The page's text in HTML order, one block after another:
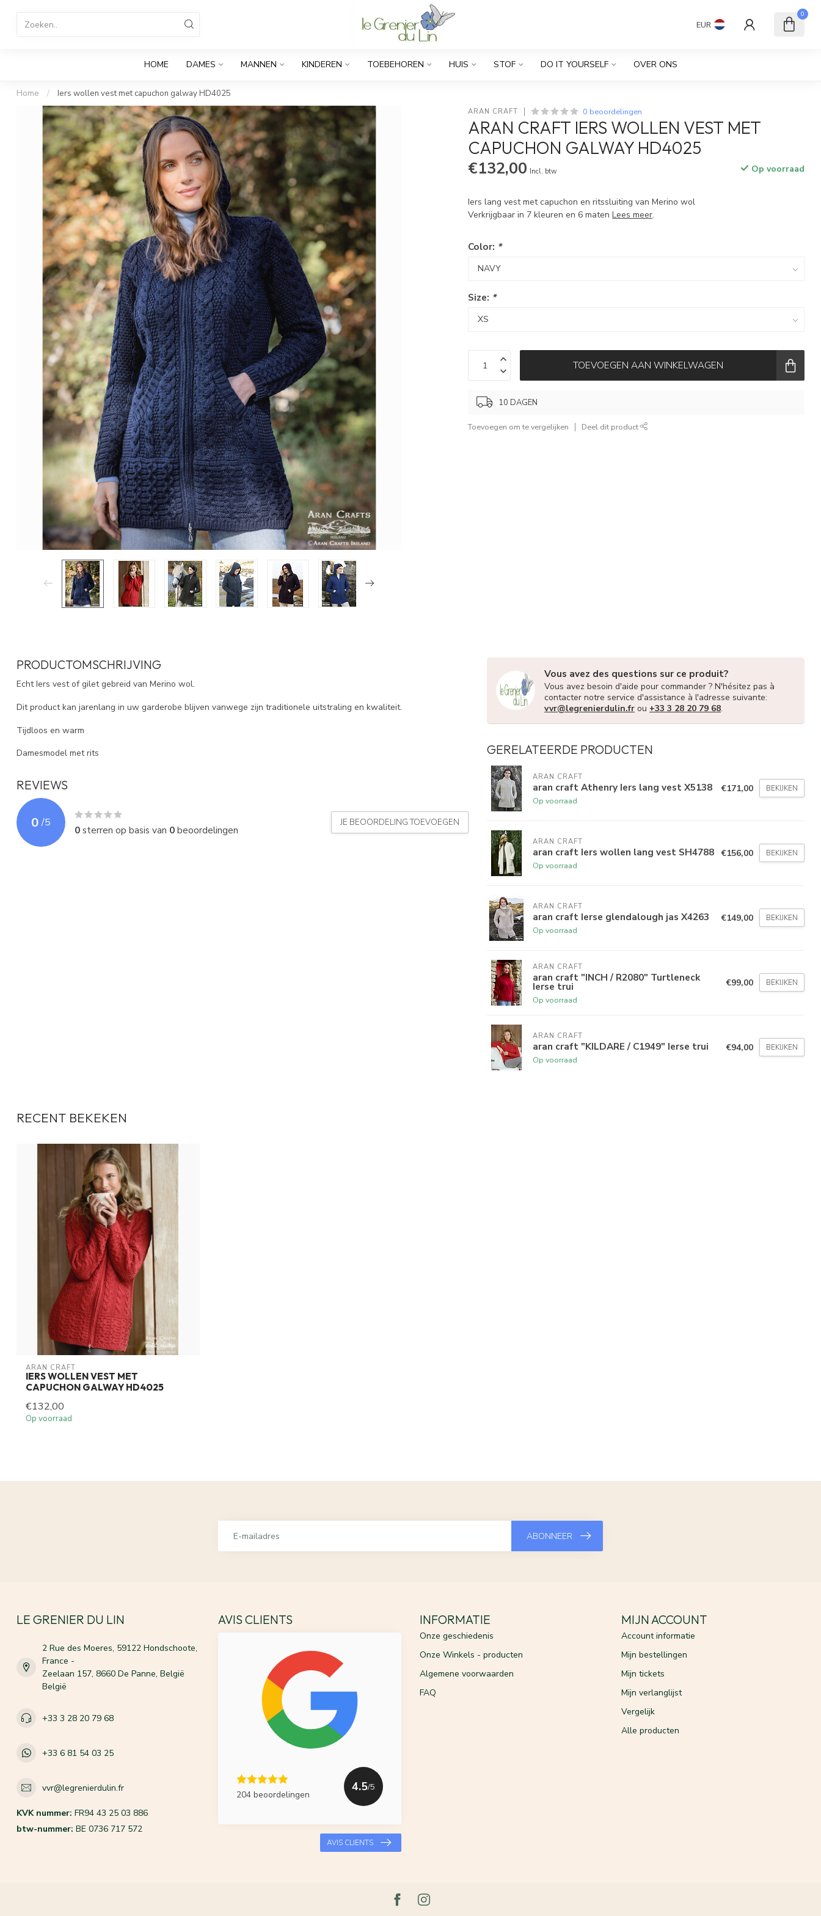
EUR
0
HOME DAMES MANNEN KINDEREN TOEBEHOREN HUIS STOF DO IT YOURSELF OVER ONS
Home / Iers wollen vest met capuchon galway HD4025
ARAN CRAFT 0 beoordelingen
ARAN CRAFT IERS WOLLEN VEST MET
CAPUCHON GALWAY HD4025
€132,00 Incl. btw Op voorraad
Iers lang vest met capuchon en ritssluiting van Merino wol
Verkrijgbaar in 7 kleuren en 6 matenLees meer.
Color: *
Size: *
TOEVOEGEN AAN WINKELWAGEN
10 DAGEN
Toevoegen om te vergelijken Deel dit product
PRODUCTOMSCHRIJVING
Echt Iers vest of gilet gebreid van Merino wol.
Dit product kan jarenlang in uw garderobe blijven vanwege zijn traditionele uitstraling en kwaliteit.
Tijdloos en warm
Damesmodel met rits
REVIEWS
0 /5
0sterren op basis van 0beoordelingen
JE BEOORDELING TOEVOEGEN
Vous avez des questions sur ce produit?
Vous avez besoin d'aide pour commander ? N'hésitez pas à
contacter notre service d'assistance à l'adresse suivante:
vvr@legrenierdulin.fr ou +33 3 28 20 79 68.
GERELATEERDE PRODUCTEN
ARAN CRAFT
aran craft Athenry Iers lang vest X5138
Op voorraad
€171,00 BEKIJKEN
ARAN CRAFT
aran craft Iers wollen lang vest SH4788
Op voorraad
€156,00 BEKIJKEN
ARAN CRAFT
aran craft Ierse glendalough jas X4263
Op voorraad
€149,00 BEKIJKEN
ARAN CRAFT
aran craft "INCH / R2080" Turtleneck
Ierse trui
Op voorraad
€99,00 BEKIJKEN
ARAN CRAFT
aran craft "KILDARE / C1949" Ierse trui
Op voorraad
€94,00 BEKIJKEN
RECENT BEKEKEN
ARAN CRAFT
IERS WOLLEN VEST MET
CAPUCHON GALWAY HD4025
€132,00
Op voorraad
ABONNEER
LE GRENIER DU LIN
2 Rue des Moeres, 59122 Hondschoote,
France -
Zeelaan 157, 8660 De Panne, België
België
+33 3 28 20 79 68
+33 6 81 54 03 25
vvr@legrenierdulin.fr
KVK nummer: FR94 43 25 03 886
btw-nummer: BE 0736 717 572
AVIS CLIENTS
204 beoordelingen
4.5/5
AVIS CLIENTS
INFORMATIE
Onze geschiedenis
Onze Winkels - producten
Algemene voorwaarden
FAQ
MIJN ACCOUNT
Account informatie
Mijn bestellingen
Mijn tickets
Mijn verlanglijst
Vergelijk
Alle producten